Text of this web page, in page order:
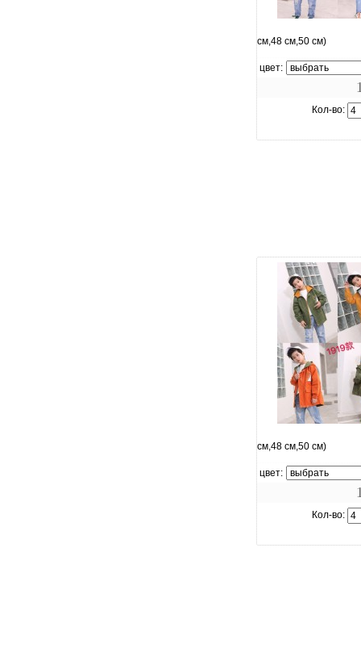
см,48 см,50 см)
цвет:
Кол-во:
см,48 см,50 см)
цвет:
Кол-во: